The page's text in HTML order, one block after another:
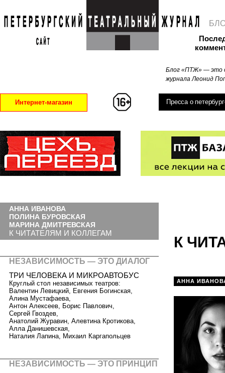
Блог «ПТЖ» — это
журнала Леонид
Интернет-магазин Пресса о
К
АННА
АННА ИВАНОВА
ПОЛИНА БУРОВСКАЯ
МАРИНА ДМИТРЕВСКАЯ
К ЧИТАТЕЛЯМ И КОЛЛЕГАМ
НЕЗАВИСИМОСТЬ — ЭТО ДИАЛОГ
ТРИ ЧЕЛОВЕКА И МИКРОАВТОБУС
Круглый стол независимых театров:
Валентин Левицкий, Евгения Богинская,
Алина Мустафаева,
Антон Алексеев, Борис Павлович,
Сергей Гвоздев,
Анатолий Журавин, Алевтина Кротикова,
Алла Данишевская,
Наталия Лапина, Михаил Каргапольцев
НЕЗАВИСИМОСТЬ — ЭТО ПРИНЦИП